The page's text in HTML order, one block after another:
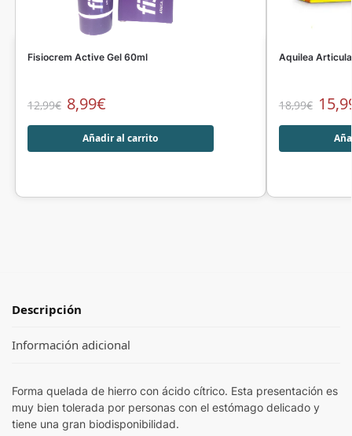
Fisiocrem Active Gel 60ml
12,99€ 8,99€
Añadir al carrito
Aquilea
18,99€
Descripción
Información adicional
Forma quelada de hierro con ácido cítrico. Esta presentación es
muy bien tolerada por personas con el estómago delicado y
tiene una gran biodisponibilidad.